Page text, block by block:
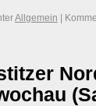
Allgemein